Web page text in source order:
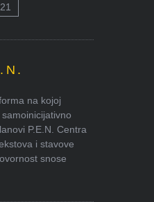
na kojoj
P.E.N. Centra
i stavove
snose